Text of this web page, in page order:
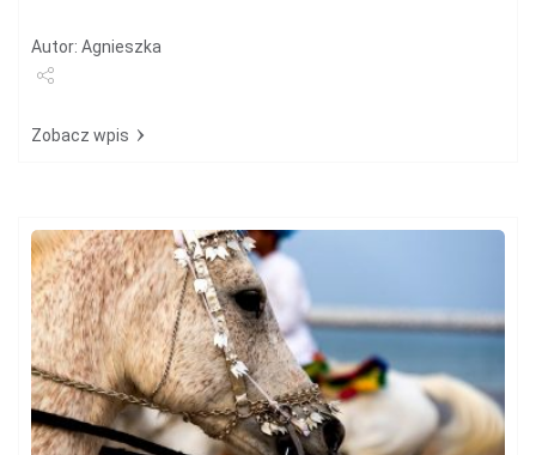
Autor: Agnieszka
Zobacz wpis